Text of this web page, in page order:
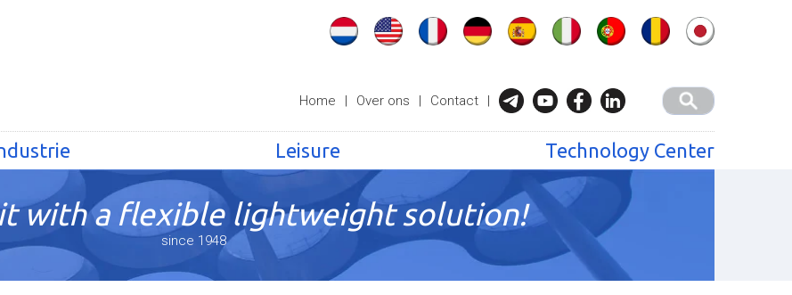
Home | Over ons | Contact |
Leisure Technology Center
with a flexible lightweight solution!
since 1948